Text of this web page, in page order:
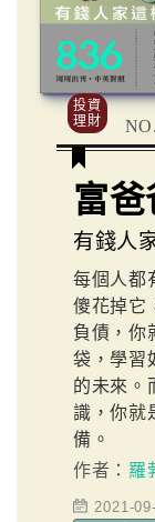
投資
理財
NO.
富
有錢人
每個人都
傻花掉它
負債，你
袋，學習
的未來。
識，你就
備。
作者： 羅
2021-